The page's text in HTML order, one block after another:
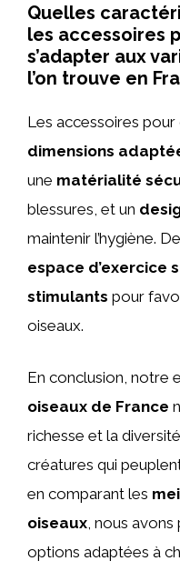
Quelles
les accessoires
s’adapter aux
l’on trouve en
Les accessoires
dimensions
une matérialité
blessures, et un
maintenir l’hygiène.
espace d’exercice
stimulants pour
oiseaux.
En conclusion, notre
oiseaux de France
richesse et la
créatures qui
en comparant les
oiseaux, nous
options adaptées à